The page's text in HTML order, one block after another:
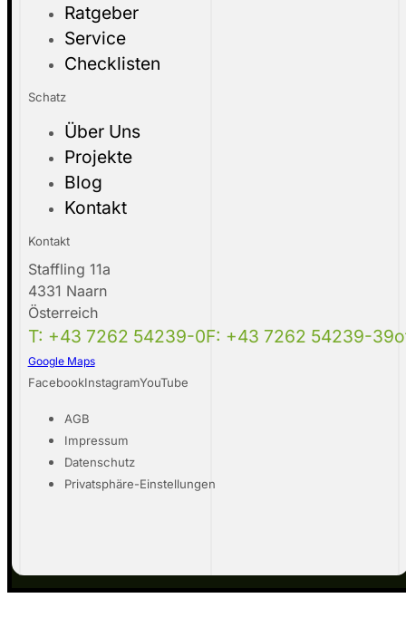
Ratgeber
Service
Checklisten
Schatz
Über Uns
Projekte
Blog
Kontakt
Kontakt
Staffling 11a
4331 Naarn
Österreich
T: +43 7262 54239-0F: +43 7262 54239-39
Google Maps
FacebookInstagramYouTube
AGB
Impressum
Datenschutz
Privatsphäre-Einstellungen